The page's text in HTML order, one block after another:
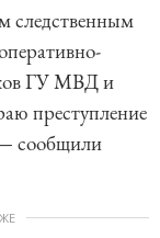
следственным
ГУ МВД и
преступление
сообщили